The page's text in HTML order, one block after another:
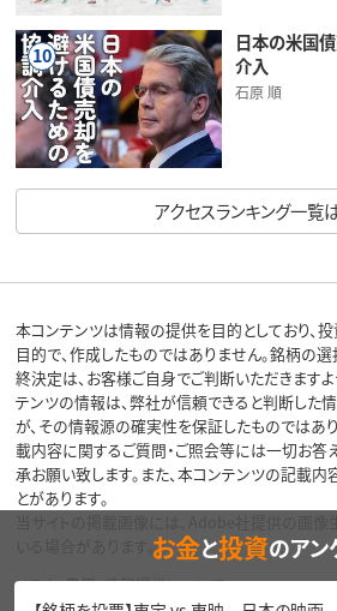
10
日本の米国
介入
石原 順
アクセスランキング一覧
本コンテンツは情報の提供を目的としており、
目的で、作成したものではありません。銘柄の
終決定は、お客様ご自身でご判断いただきますよ
テンツの情報は、弊社が信頼できると判断した
が、その情報源の確実性を保証したものではあ
載内容に関するご質問・ご照会等には一切お答
承お願い致します。また、本コンテンツの記載内
とがあります。
当サイトの掲載画像には、Adobe社提供の画像
いる場合があります。
リスク・費用・情報提供について
お金と投資のアン